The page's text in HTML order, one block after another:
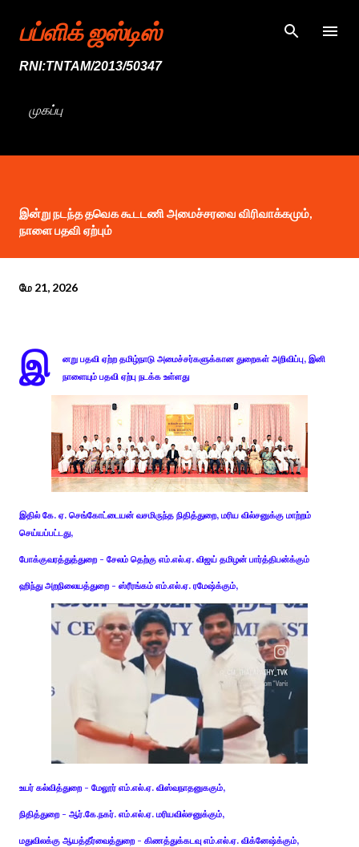
முதன்மை உள்ளடக்கத்திற்குச் செல்
பப்ளிக் ஜஸ்டிஸ்
RNI:TNTAM/2013/50347
முகப்பு
இன்று நடந்த தவெக கூடடணி அமைச்சரவை விரிவாக்கமும்,
நாளை பதவி ஏற்பும்
மே 21, 2026
இ
னறு பதவி ஏற்ற தமிழ்நாடு அமைச்சர்களுக்கான துறைகள் அறிவிப்பு, இனி
நாளையும் பதவி ஏற்பு நடக்க உள்ளது
இதில் கே. ஏ. செங்கோட்டையன் வசமிருந்த நிதித்துறை, மரிய வில்சனுக்கு மாற்றம்
செய்யப்பட்டது,
போக்குவரத்துத்துறை - சேலம் தெற்கு எம்.எல்.ஏ. விஜய் தமிழன் பார்த்திபன்க்கும்
ஹிந்து அறநிலையத்துறை - ஸ்ரீரங்கம் எம்.எல்.ஏ. ரமேஷ்க்கும்,
உயர் கல்வித்துறை - மேலூர் எம்.எல்.ஏ. விஸ்வநாதனுககும்,
நிதித்துறை - ஆர்.கே.நகர். எம்.எல்.ஏ. மரியவில்சனுக்கும்,
மதுவிலக்கு ஆயத்தீர்வைத்துறை - கிணத்துக்கடவு எம்.எல்.ஏ. விக்னேஷ்க்கும்,